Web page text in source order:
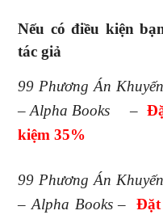
Nếu có điều kiện
tác giả
99 Phương Án
– Alpha Books
–
kiệm 35%
99 Phương Án
– Alpha Books–Đặt